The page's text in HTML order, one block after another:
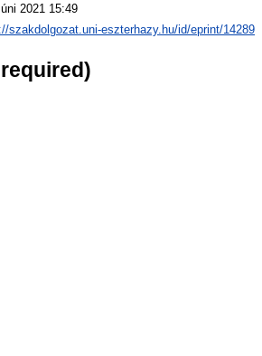
2021 15:49
szakdolgozat.uni-eszterhazy.hu/id/eprint/14289